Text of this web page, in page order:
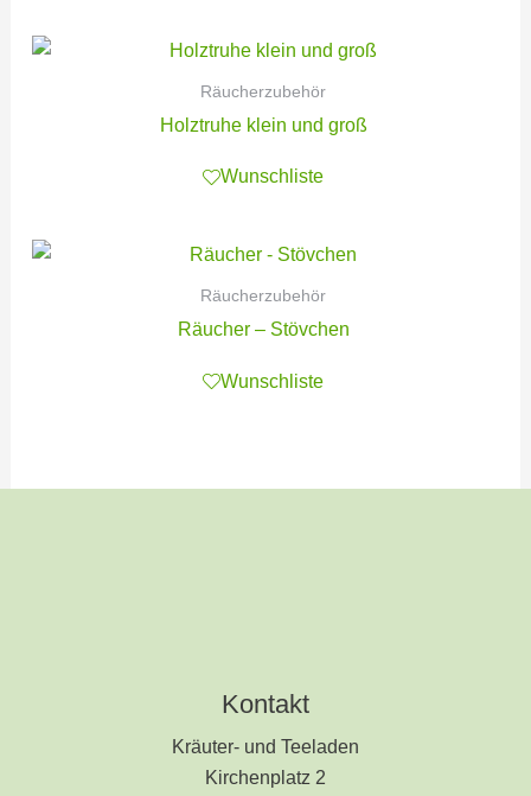
Räucherzubehör
Holztruhe klein und groß
Wunschliste
Räucherzubehör
Räucher – Stövchen
Wunschliste
Kontakt
Kräuter- und Teeladen
Kirchenplatz 2